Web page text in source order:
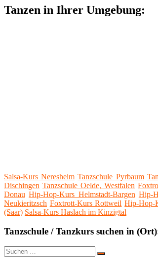
Tanzen in Ihrer Umgebung:
Salsa-Kurs Neresheim Tanzschule Pyrbaum
Dischingen Tanzschule Oelde, Westfalen
Donau Hip-Hop-Kurs Helmstadt-Bargen Hip-
Neukieritzsch Foxtrott-Kurs Rottweil Hip-Hop-
(Saar) Salsa-Kurs Haslach im Kinzigtal
Tanzschule / Tanzkurs suchen in
Suche
nach:
Suchen